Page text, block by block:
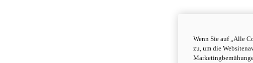
Wenn Sie auf „Alle
zu, um die